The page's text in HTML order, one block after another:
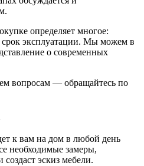
определяет многое:
эксплуатации. Мы можем в
о современных
вопросам — обращайтесь по
к вам на дом в любой день
необходимые замеры,
создаст эскиз мебели.